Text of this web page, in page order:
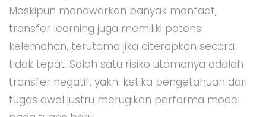
Meskipun menawarkan banyak manfaat,
transfer learning juga memiliki potensi
kelemahan, terutama jika diterapkan secara
tidak tepat. Salah satu risiko utamanya adalah
transfer negatif, yakni ketika pengetahuan dari
tugas awal justru merugikan performa model